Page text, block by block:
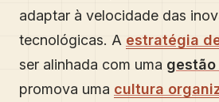
adaptar à velocidade das
tecnológicas. A estratégia
ser alinhada com uma
promova uma cultura